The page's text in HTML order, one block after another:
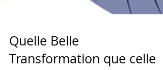
Quelle Belle